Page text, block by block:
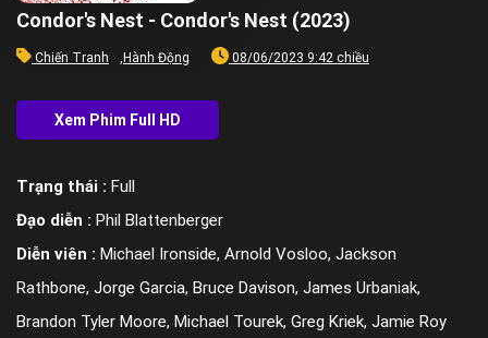
Condor's Nest - Condor's Nest (2023)
Chiến Tranh , Hành Động 08/06/2023 9:42 chiều
Trạng thái : Full
Đạo diễn : Phil Blattenberger
Diễn viên : Michael Ironside, Arnold Vosloo, Jackson
Rathbone, Jorge Garcia, Bruce Davison, James Urbaniak,
Brandon Tyler Moore, Michael Tourek, Greg Kriek, Jamie Roy